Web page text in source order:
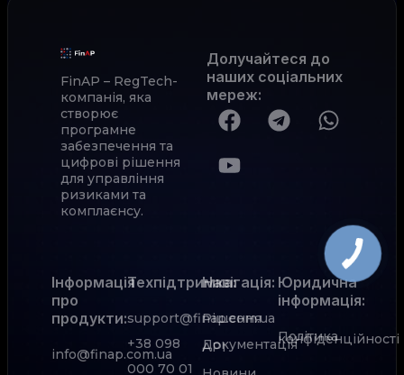
FinAP – RegTech-
компанія, яка
створює
програмне
забезпечення та
цифрові рішення
для управління
ризиками та
комплаєнсу.
Долучайтеся до
наших соціальних
мереж:
Інформація
про
продукти:
info@finap.com.ua
Техпідтримка:
support@finap.com.ua
+38 098
000 70 01
Рішення
Документація
АРІ
Навігація: Юридична
інформація:
Політика
конфіденційності